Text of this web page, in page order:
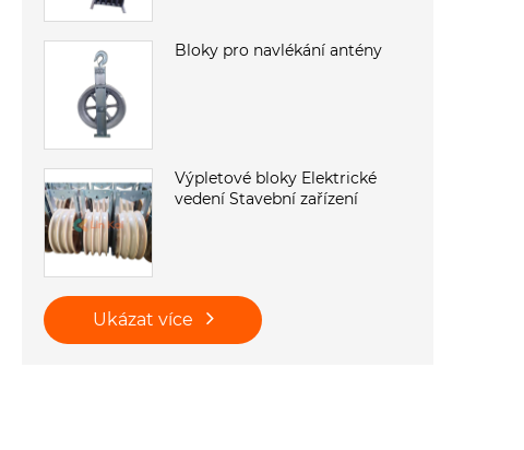
Bloky pro navlékání antény
Výpletové bloky Elektrické
vedení Stavební zařízení
Ukázat více